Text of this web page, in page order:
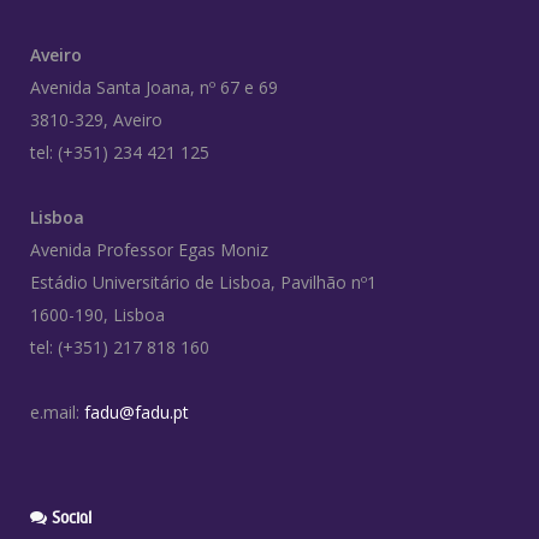
Aveiro
Avenida Santa Joana, nº 67 e 69
3810-329, Aveiro
tel: (+351) 234 421 125
Lisboa
Avenida Professor Egas Moniz
Estádio Universitário de Lisboa, Pavilhão nº1
1600-190, Lisboa
tel: (+351) 217 818 160
e.mail: fadu@fadu.pt
Social